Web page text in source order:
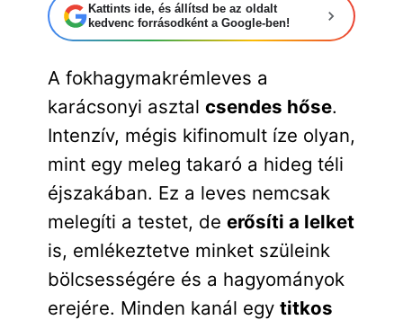
Kattints ide, és állítsd be az oldalt
kedvenc forrásodként a Google-ben!
A fokhagymakrémleves a
karácsonyi asztal csendes hőse.
Intenzív, mégis kifinomult íze olyan,
mint egy meleg takaró a hideg téli
éjszakában. Ez a leves nemcsak
melegíti a testet, de erősíti a lelket
is, emlékeztetve minket szüleink
bölcsességére és a hagyományok
erejére. Minden kanál egy titkos